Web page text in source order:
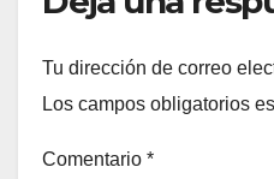
Tu dirección de correo
Los campos obligatorios
Comentario *